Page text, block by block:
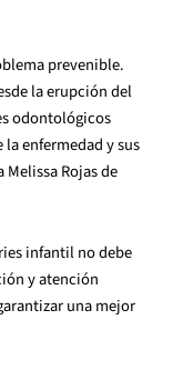
prevenible.
la erupción del
odontológicos
enfermedad y sus
Rojas de
infantil no debe
y atención
una mejor